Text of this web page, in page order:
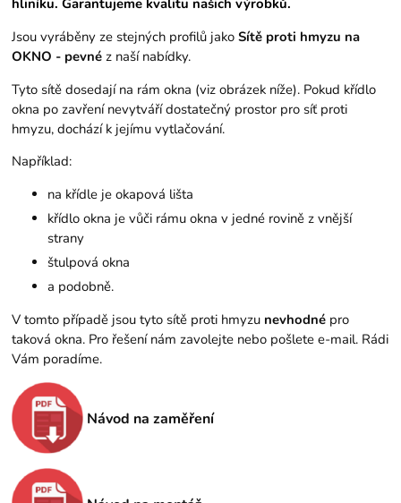
Jsou vyráběny ze stejných profilů jakoSítě proti hmyzu na
OKNO - pevné z naší nabídky.
Tyto sítě dosedají na rám okna (viz obrázek níže). Pokud křídlo
okna po zavření nevytváří dostatečný prostor pro síť proti
hmyzu, dochází k jejímu vytlačování.
Například:
na křídle je okapová lišta
křídlo okna je vůči rámu okna v jedné rovině z vnější
strany
štulpová okna
a podobně.
V tomto případě jsou tyto sítě proti hmyzu nevhodné pro
taková okna. Pro řešení nám zavolejte nebo pošlete e-mail. Rádi
Vám poradíme.
Návod na zaměření